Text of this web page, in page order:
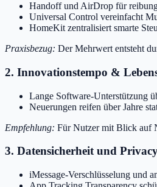
Handoff und AirDrop für
Universal Control vereinfacht
HomeKit zentralisiert smarte
Praxisbezug: Der Mehrwert entsteht
2. Innovationstempo &
Lange Software-Unterstützung
Neuerungen reifen über Jahre
Empfehlung: Für Nutzer mit Blick auf
3. Datensicherheit und
iMessage-Verschlüsselung und